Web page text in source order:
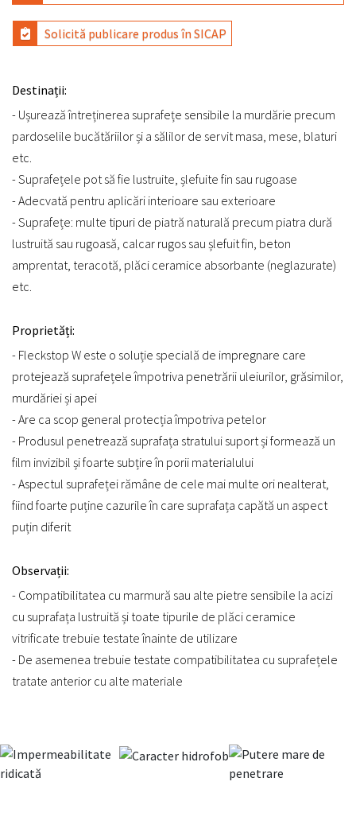
Solicită publicare produs în SICAP
Destinații:
- Ușurează întreținerea suprafețe sensibile la murdărie precum
pardoselile bucătăriilor și a sălilor de servit masa, mese, blaturi
etc.
- Suprafețele pot să fie lustruite, șlefuite fin sau rugoase
- Adecvată pentru aplicări interioare sau exterioare
- Suprafețe: multe tipuri de piatră naturală precum piatra dură
lustruită sau rugoasă, calcar rugos sau șlefuit fin, beton
amprentat, teracotă, plăci ceramice absorbante (neglazurate)
etc.
Proprietăți:
- Fleckstop W este o soluție specială de impregnare care
protejează suprafețele împotriva penetrării uleiurilor, grăsimilor,
murdăriei și apei
- Are ca scop general protecția împotriva petelor
- Produsul penetrează suprafața stratului suport și formează un
film invizibil și foarte subțire în porii materialului
- Aspectul suprafeței rămâne de cele mai multe ori nealterat,
fiind foarte puține cazurile în care suprafața capătă un aspect
puțin diferit
Observații:
- Compatibilitatea cu marmură sau alte pietre sensibile la acizi
cu suprafața lustruită și toate tipurile de plăci ceramice
vitrificate trebuie testate înainte de utilizare
- De asemenea trebuie testate compatibilitatea cu suprafețele
tratate anterior cu alte materiale